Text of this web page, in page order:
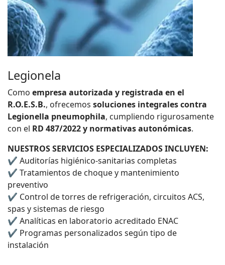
Legionela
Como empresa autorizada y registrada en el
R.O.E.S.B., ofrecemos soluciones integrales contra
Legionella pneumophila, cumpliendo rigurosamente
con el RD 487/2022 y normativas autonómicas.
NUESTROS SERVICIOS ESPECIALIZADOS INCLUYEN:
✔ Auditorías higiénico-sanitarias completas
✔ Tratamientos de choque y mantenimiento
preventivo
✔ Control de torres de refrigeración, circuitos ACS,
spas y sistemas de riesgo
✔ Analíticas en laboratorio acreditado ENAC
✔ Programas personalizados según tipo de
instalación